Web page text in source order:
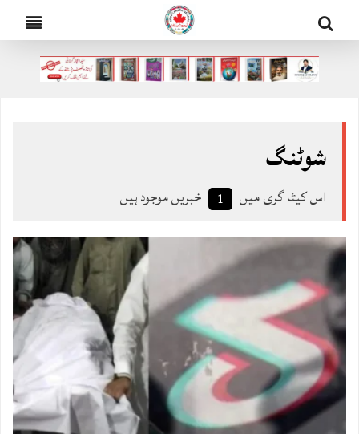
شوٹنگ
اس کیٹا گری میں 1 خبریں موجود ہیں